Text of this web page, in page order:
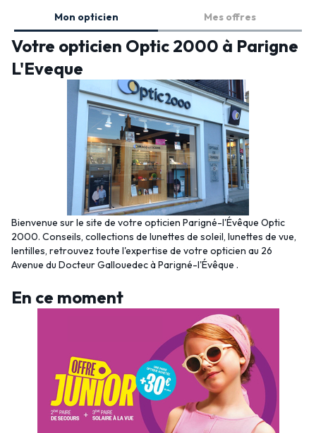
Mon opticien Mes offres
Votre opticien Optic 2000 à Parigne
L'Eveque
Bienvenue sur le site de votre opticien Parigné-l'Évêque Optic
2000. Conseils, collections de lunettes de soleil, lunettes de vue,
lentilles, retrouvez toute l'expertise de votre opticien au 26
Avenue du Docteur Gallouedec à Parigné-l'Évêque .
En ce moment